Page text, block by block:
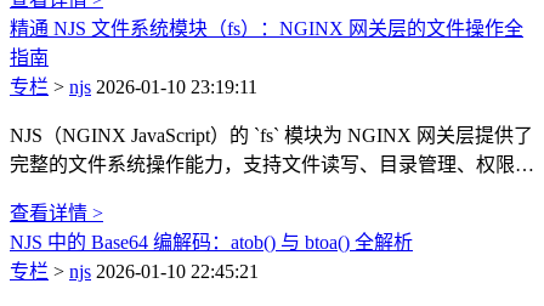
NGINX 配置，njs 赋予了 NGINX 更灵活的编程能力，无需依
赖第三方模块即可完成复杂的请求/响应处理逻辑。本文将从
配置入门、核心指令、实战案例到高级特性，全面讲解 njs 的
使用方法。
精通 NJS 文件系统模块（fs）：NGINX 网关层的文件操作全
指南
专栏 > njs 2026-01-10 23:19:11
NJS（NGINX JavaScript）的 `fs` 模块为 NGINX 网关层提供了
完整的文件系统操作能力，支持文件读写、目录管理、权限校
Promise API（0.3.9+）。无论是读取配置文件、记录访问日
志，还是处理静态资源元信息，`fs` 模块都是 NJS 实现本地文
件交互的核心工具。本文将全面解析 `fs` 模块的核心 API、数
查看详情 >
NJS 中的 Base64 编解码：atob() 与 btoa() 全解析
专栏 > njs 2026-01-10 22:45:21